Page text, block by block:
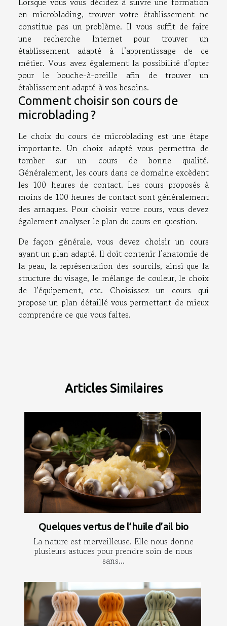
en microblading, trouver votre établissement ne
constitue pas un problème. Il vous suffit de faire
une recherche Internet pour trouver un
établissement adapté à l’apprentissage de ce
métier. Vous avez également la possibilité d’opter
pour le bouche-à-oreille afin de trouver un
établissement adapté à vos besoins.
Comment choisir son cours de
microblading ?
Le choix du cours de microblading est une étape
importante. Un choix adapté vous permettra de
tomber sur un cours de bonne qualité.
Généralement, les cours dans ce domaine excèdent
les 100 heures de contact. Les cours proposés à
moins de 100 heures de contact sont généralement
des arnaques. Pour choisir votre cours, vous devez
également analyser le plan du cours en question.
De façon générale, vous devez choisir un cours
ayant un plan adapté. Il doit contenir l’anatomie de
la peau, la représentation des sourcils, ainsi que la
structure du visage, le mélange de couleur, le choix
de l’équipement, etc. Choisissez un cours qui
propose un plan détaillé vous permettant de mieux
comprendre ce que vous faites.
Articles Similaires
Quelques vertus de l’huile d’ail bio
La nature est merveilleuse. Elle nous donne
plusieurs astuces pour prendre soin de nous
sans...